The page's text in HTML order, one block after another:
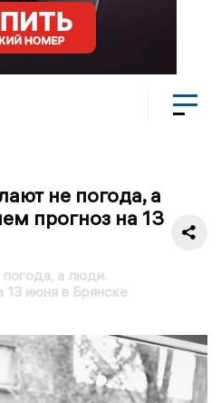
не погода, а
прогноз на 13
а люди.
13 июня в Брянске